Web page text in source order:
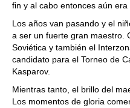
fin y al cabo entonces aún era
Los años van pasando y el
a ser un fuerte gran maestro.
Soviética y también el
candidato para el Torneo de
Kasparov.
Mientras tanto, el brillo del
Los momentos de gloria